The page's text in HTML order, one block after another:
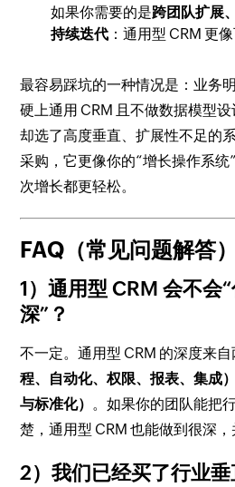
如果你需要的是跨团队扩展
持续迭代 ：通用型 CRM 更
最容易踩坑的一种情况是：业务
硬上通用 CRM 且不做数据模型
却选了高度垂直、扩展性不足的
采购，它更像你的“增长操作系
次增长都更轻松。
FAQ（常见问题解答）
1）通用型 CRM 会不会
深”？
不一定。通用型 CRM 的深度来
程、自动化、权限、报表、集成
与标准化） 。如果你的团队能把
楚，通用型 CRM 也能做到很深，
2）我们已经买了行业